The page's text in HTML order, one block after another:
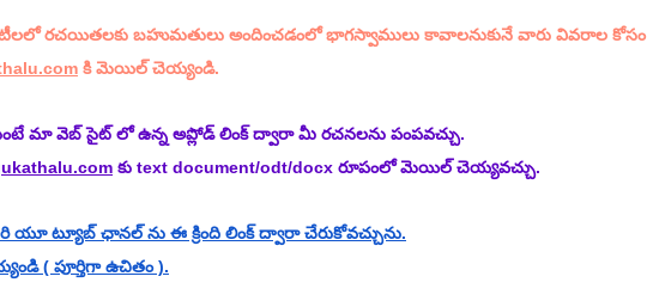
రచయితలకు బహుమతులు అందించడంలో భాగస్వాములు కావాలనుకునే వారు వివరాల కోసం
కి మెయిల్ చెయ్యండి.
మా వెబ్ సైట్ లో ఉన్న అప్లోడ్ లింక్ ద్వారా మీ రచనలను పంపవచ్చు.
కు text document/odt/docx రూపంలో మెయిల్ చెయ్యవచ్చు.
ట్యూబ్ ఛానల్ ను ఈ క్రింది లింక్ ద్వారా చేరుకోవచ్చును.
( పూర్తిగా ఉచితం ).